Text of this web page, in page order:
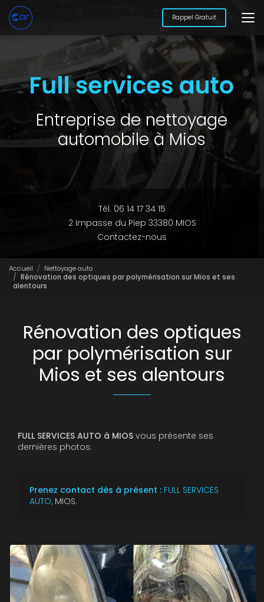
Aller
au
contenu
principal
Rappel Gratuit
Entreprise de nettoyage
automobile à Mios
Tél. 06 14 17 34 15
2 impasse du Piep 33380 MIOS
Contactez-nous
Accueil
Nettoyage auto
Rénovation des optiques par polymérisation sur Mios et ses
alentours
Rénovation des optiques
par polymérisation sur
Mios et ses alentours
FULL SERVICES AUTO à MIOS vous présente ses
dernières photos.
Prenez contact dès à présent : FULL SERVICES
AUTO, MIOS.